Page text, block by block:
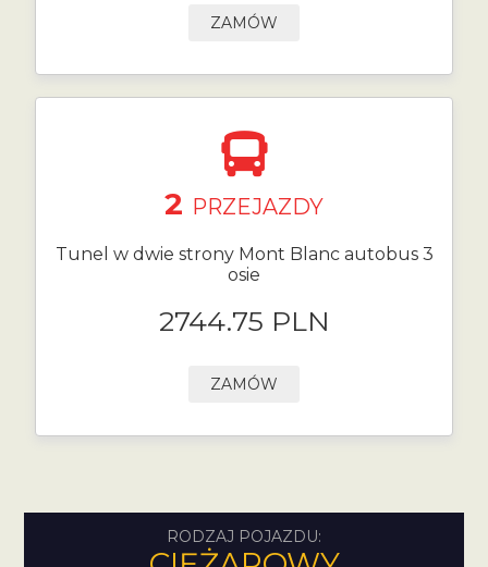
ZAMÓW
2 PRZEJAZDY
Tunel w dwie strony Mont Blanc autobus 3
osie
2744.75 PLN
ZAMÓW
RODZAJ POJAZDU: